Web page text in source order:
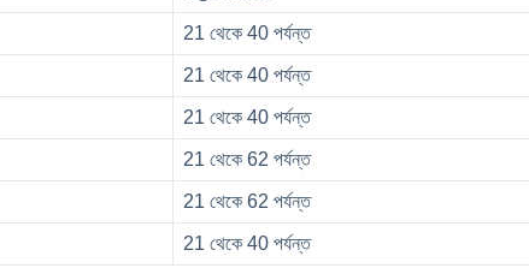
21 থেকে 40 পর্যন্ত
21 থেকে 40 পর্যন্ত
21 থেকে 40 পর্যন্ত
21 থেকে 62 পর্যন্ত
21 থেকে 62 পর্যন্ত
21 থেকে 40 পর্যন্ত